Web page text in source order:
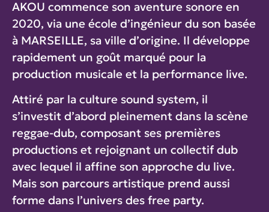
AKOU commence son aventure sonore en
2020, via une école d’ingénieur du son basée
à MARSEILLE, sa ville d’origine. Il développe
rapidement un goût marqué pour la
production musicale et la performance live.
Attiré par la culture sound system, il
s’investit d’abord pleinement dans la scène
reggae-dub, composant ses premières
productions et rejoignant un collectif dub
avec lequel il affine son approche du live.
Mais son parcours artistique prend aussi
forme dans l’univers des free party.